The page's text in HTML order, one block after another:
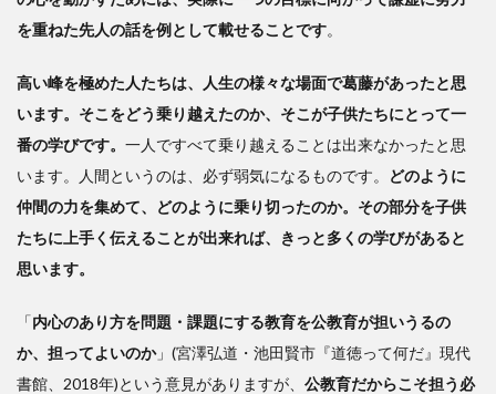
を重ねた先人の話を例として載せることです。
高い峰を極めた人たちは、人生の様々な場面で葛藤があったと思
います。そこをどう乗り越えたのか、そこが子供たちにとって一
番の学びです。 一人ですべて乗り越えることは出来なかったと思
います。人間というのは、必ず弱気になるものです。
どのように
仲間の力を集めて、どのように乗り切ったのか。その部分を子供
たちに上手く伝えることが出来れば、きっと多くの学びがあると
思います。
「内心のあり方を問題・課題にする教育を公教育が担いうるの
か、担ってよいのか」(宮澤弘道・池田賢市『道徳って何だ』現代
書館、2018年)という意見がありますが、 公教育だからこそ担う必